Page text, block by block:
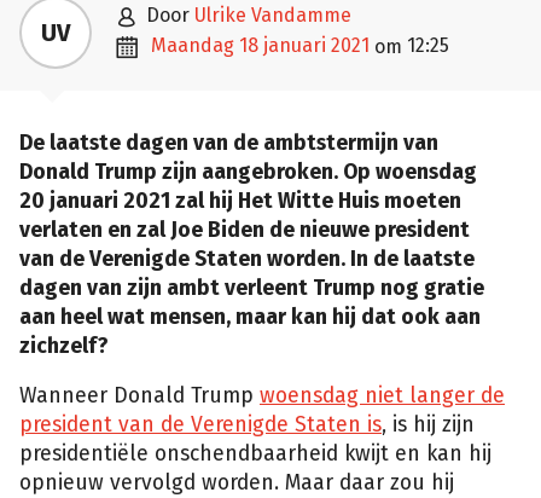
UV  door Ulrike Vandamme
 maandag 18 januari 2021 om 12:25
De laatste dagen van de ambtstermijn van
Donald Trump zijn aangebroken. Op woensdag
20 januari 2021 zal hij Het Witte Huis moeten
verlaten en zal Joe Biden de nieuwe president
van de Verenigde Staten worden. In de laatste
dagen van zijn ambt verleent Trump nog gratie
aan heel wat mensen, maar kan hij dat ook aan
zichzelf?
Wanneer Donald Trump woensdag niet langer de
president van de Verenigde Staten is, is hij zijn
presidentiële onschendbaarheid kwijt en kan hij
opnieuw vervolgd worden. Maar daar zou hij